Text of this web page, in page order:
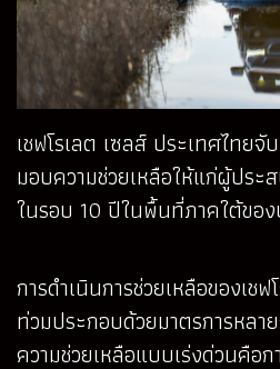
เชฟโรเลต เซลส์ ประเทศไทย
มอบความช่วยเหลือให้แก่ผู้ปร
ในรอบ 10 ปีในพื้นที่ภาคใต้ของ
การดำเนินการช่วยเหลือของเช
ท่วมประกอบด้วยมาตรการหลา
ความช่วยเหลือแบบเร่งด่วนคือ